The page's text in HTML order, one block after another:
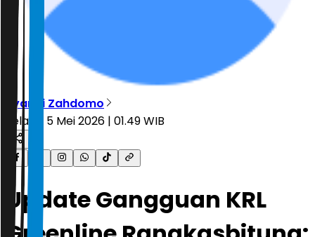
Ryandi Zahdomo
Selasa, 5 Mei 2026 | 01.49 WIB
Update Gangguan KRL